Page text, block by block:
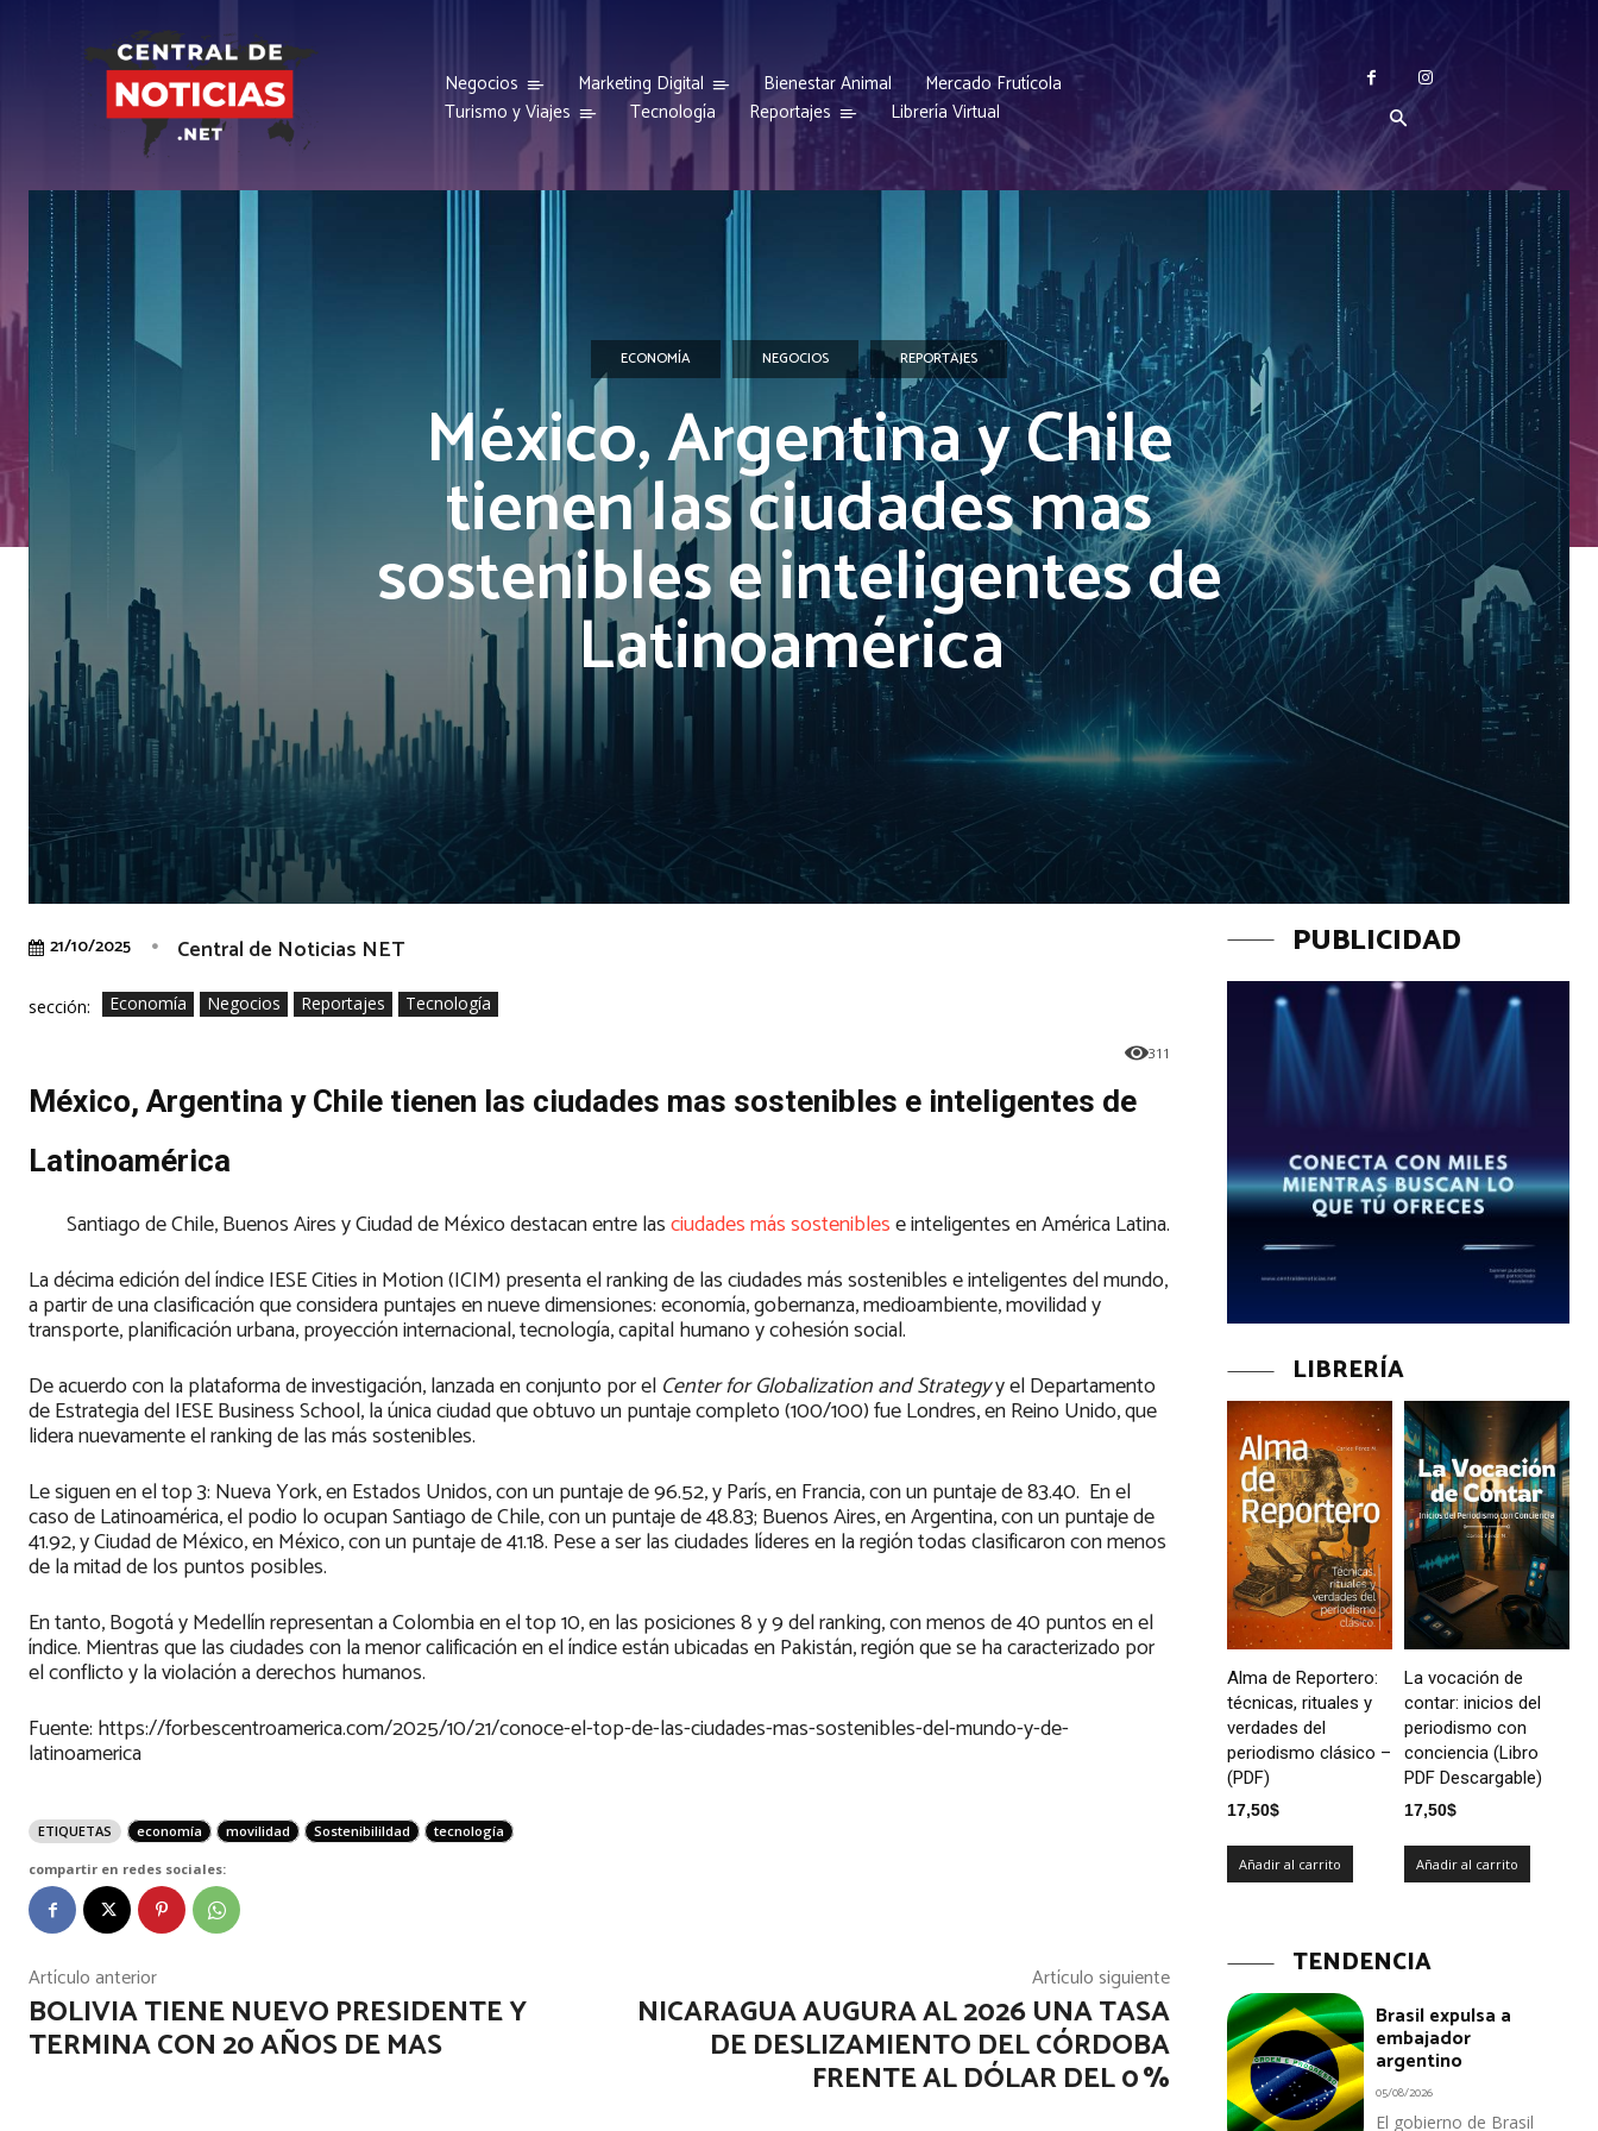
Negocios Marketing Digital Bienestar Animal
Mercado Frutícola
Turismo y Viajes
Tecnología Reportajes Librería Virtual
ECONOMÍA NEGOCIOS REPORTAJES
México, Argentina y Chile
tienen las ciudades mas
sostenibles e inteligentes de
Latinoamérica
21/10/2025 Central de Noticias NET
sección: Economía Negocios Reportajes Tecnología
311
México, Argentina y Chile tienen las ciudades mas sostenibles e inteligentes de
Latinoamérica
Santiago de Chile, Buenos Aires y Ciudad de México destacan entre lasciudades más sosteniblese inteligentes en América Latina.
La décima edición del índice IESE Cities in Motion (ICIM) presenta el ranking de las ciudades más sostenibles e inteligentes del mundo,
a partir de una clasificación que considera puntajes en nueve dimensiones: economía, gobernanza, medioambiente, movilidad y
transporte, planificación urbana, proyección internacional, tecnología, capital humano y cohesión social.
De acuerdo con la plataforma de investigación, lanzada en conjunto por el Center for Globalization and Strategyy el Departamento
de Estrategia del IESE Business School, la única ciudad que obtuvo un puntaje completo (100/100) fue Londres, en Reino Unido, que
lidera nuevamente el ranking de las más sostenibles.
Le siguen en el top 3: Nueva York, en Estados Unidos, con un puntaje de 96.52, y París, en Francia, con un puntaje de 83.40. En el
caso de Latinoamérica, el podio lo ocupan Santiago de Chile, con un puntaje de 48.83; Buenos Aires, en Argentina, con un puntaje de
41.92, y Ciudad de México, en México, con un puntaje de 41.18. Pese a ser las ciudades líderes en la región todas clasificaron con menos
de la mitad de los puntos posibles.
En tanto, Bogotá y Medellín representan a Colombia en el top 10, en las posiciones 8 y 9 del ranking, con menos de 40 puntos en el
índice. Mientras que las ciudades con la menor calificación en el índice están ubicadas en Pakistán, región que se ha caracterizado por
el conflicto y la violación a derechos humanos.
Fuente: https://forbescentroamerica.com/2025/10/21/conoce-el-top-de-las-ciudades-mas-sostenibles-del-mundo-y-de-
latinoamerica
ETIQUETAS economía movilidad Sostenibilildad tecnología
compartir en redes sociales:
Artículo anterior
BOLIVIA TIENE NUEVO PRESIDENTE Y
TERMINA CON 20 AÑOS DE MAS
Artículo siguiente
NICARAGUA AUGURA AL 2026 UNA TASA
DE DESLIZAMIENTO DEL CÓRDOBA
FRENTE AL DÓLAR DEL 0 %
PUBLICIDAD
LIBRERÍA
Alma de Reportero:
técnicas, rituales y
verdades del
periodismo clásico –
(PDF)
17,50$
Añadir al carrito
La vocación de
contar: inicios del
periodismo con
conciencia (Libro
PDF Descargable)
17,50$
Añadir al carrito
TENDENCIA
Brasil expulsa a
embajador
argentino
05/08/2026
El gobierno de Brasil